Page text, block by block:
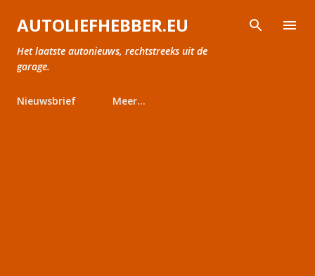
Doorgaan naar hoofdcontent
AUTOLIEFHEBBER.EU
Het laatste autonieuws, rechtstreeks uit de
garage.
Nieuwsbrief Meer…